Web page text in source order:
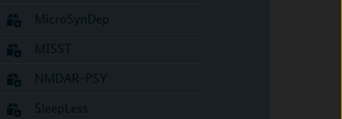
MicroSynDep
MISST
NMDAR-PSY
SleepLess